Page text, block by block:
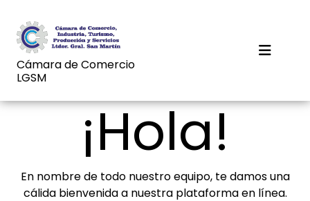
Cámara de Comercio
LGSM
¡Hola!
En nombre de todo nuestro equipo, te damos una
cálida bienvenida a nuestra plataforma en línea.